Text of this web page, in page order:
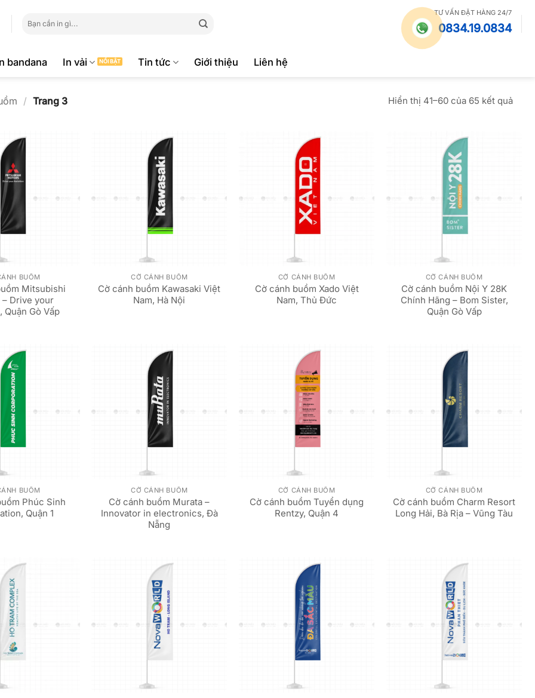
kiếm:
TƯ VẤN ĐẶT HÀNG 24/7
0834.19.0834
bandana In vải Tin tức Giới thiệu Liên hệ
/ Trang 3 Hiển thị 41–60 của 65 kết quảĐã
BUỒM
Mitsubishi
Drive your
Quận Gò Vấp
CỜ CÁNH BUỒM
Cờ cánh buồm Kawasaki Việt
Nam, Hà Nội
CỜ CÁNH BUỒM
Cờ cánh buồm Xado Việt
Nam, Thủ Đức
CỜ CÁNH BUỒM
Cờ cánh buồm Nội Y 28K
Chính Hãng – Bom Sister,
Quận Gò Vấp
BUỒM
Phúc Sinh
Quận 1
CỜ CÁNH BUỒM
Cờ cánh buồm Murata –
Innovator in electronics, Đà
Nẵng
CỜ CÁNH BUỒM
Cờ cánh buồm Tuyển dụng
Rentzy, Quận 4
CỜ CÁNH BUỒM
Cờ cánh buồm Charm Resort
Long Hải, Bà Rịa – Vũng Tàu